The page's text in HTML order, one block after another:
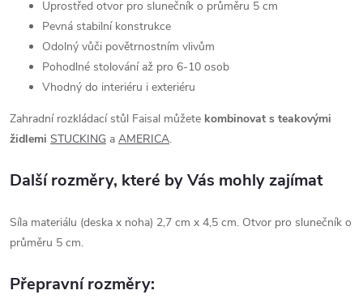
Uprostřed otvor pro slunečník o průměru 5 cm
Pevná stabilní konstrukce
Odolný vůči povětrnostním vlivům
Pohodlné stolování až pro 6-10 osob
Vhodný do interiéru i exteriéru
Zahradní rozkládací stůl Faisal můžete kombinovat s teakovými
židlemi STUCKING a AMERICA.
Další rozměry, které by Vás mohly zajímat
Síla materiálu (deska x noha) 2,7 cm x 4,5 cm. Otvor pro slunečník o
průměru 5 cm.
Přepravní rozměry: